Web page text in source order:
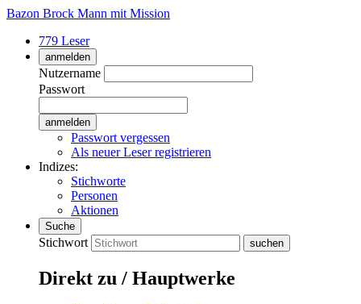
Bazon Brock Mann mit Mission
779 Leser
anmelden
Nutzername
Passwort
Passwort vergessen
Als neuer Leser registrieren
Indizes:
Stichworte
Personen
Aktionen
Suche
Stichwort
Direkt zu / Hauptwerke